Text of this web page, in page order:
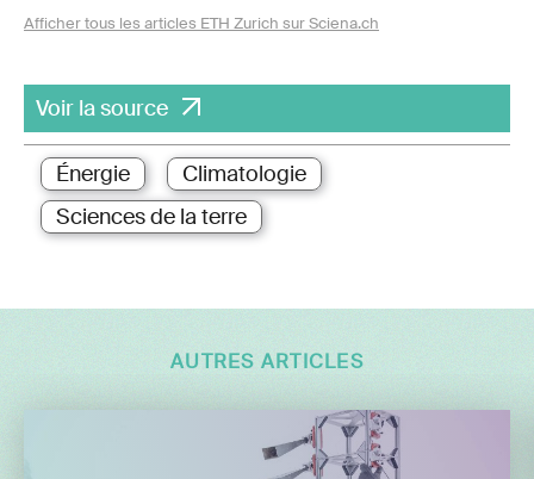
Afficher tous les articles ETH Zurich sur Sciena.ch
Voir la source
Énergie
Climatologie
Sciences de la terre
AUTRES ARTICLES